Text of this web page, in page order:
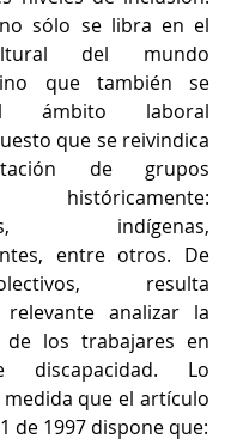
sólo se libra en el
del mundo
que también se
ámbito laboral
que se reivindica
de grupos
históricamente:
indígenas,
entre otros. De
resulta
relevante analizar la
de los trabajares en
discapacidad. Lo
que el artículo
de 1997 dispone que: